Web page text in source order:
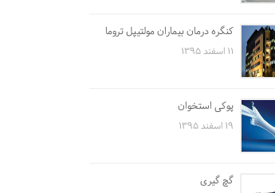
کنگره درمان بیماران مولتیپل تروما
۱۱ اسفند ۱۳۹۵
پوکی استخوان
۱۹ اسفند ۱۳۹۵
گچ گیری